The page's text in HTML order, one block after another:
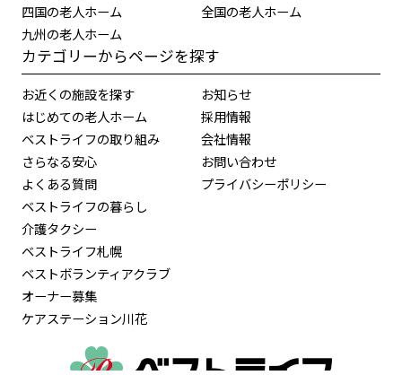
四国の老人ホーム
九州の老人ホーム
全国の老人ホーム
カテゴリーからページを探す
お近くの施設を探す
はじめての老人ホーム
ベストライフの取り組み
さらなる安心
よくある質問
ベストライフの暮らし
介護タクシー
ベストライフ札幌
ベストボランティアクラブ
オーナー募集
ケアステーション川花
お知らせ
採用情報
会社情報
お問い合わせ
プライバシーポリシー